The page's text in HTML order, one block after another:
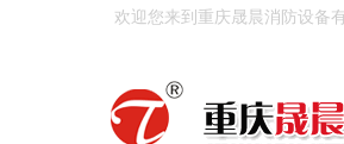
欢迎您来到重庆晟晨消防设备